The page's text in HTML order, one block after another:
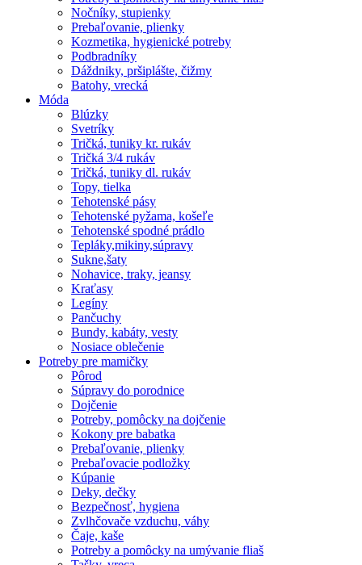
Nočníky, stupienky
Prebaľovanie, plienky
Kozmetika, hygienické potreby
Podbradníky
Dáždniky, pršiplášte, čižmy
Batohy, vrecká
Móda
Blúzky
Svetríky
Tričká, tuniky kr. rukáv
Tričká 3/4 rukáv
Tričká, tuniky dl. rukáv
Topy, tielka
Tehotenské pásy
Tehotenské pyžama, košeľe
Tehotenské spodné prádlo
Tepláky,mikiny,súpravy
Sukne,šaty
Nohavice, traky, jeansy
Kraťasy
Legíny
Pančuchy
Bundy, kabáty, vesty
Nosiace oblečenie
Potreby pre mamičky
Pôrod
Súpravy do porodnice
Dojčenie
Potreby, pomôcky na dojčenie
Kokony pre babatka
Prebaľovanie, plienky
Prebaľovacie podložky
Kúpanie
Deky, dečky
Bezpečnosť, hygiena
Zvlhčovače vzduchu, váhy
Čaje, kaše
Potreby a pomôcky na umývanie fliaš